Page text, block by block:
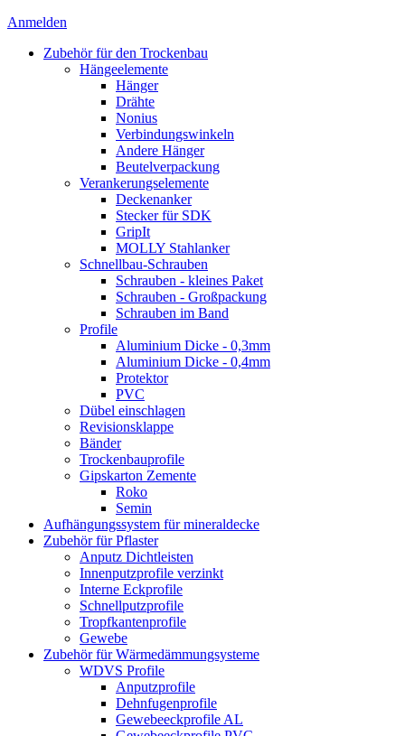
Anmelden
Zubehör für den Trockenbau
Hängeelemente
Hänger
Drähte
Nonius
Verbindungswinkeln
Andere Hänger
Beutelverpackung
Verankerungselemente
Deckenanker
Stecker für SDK
GripIt
MOLLY Stahlanker
Schnellbau-Schrauben
Schrauben - kleines Paket
Schrauben - Großpackung
Schrauben im Band
Profile
Aluminium Dicke - 0,3mm
Aluminium Dicke - 0,4mm
Protektor
PVC
Dübel einschlagen
Revisionsklappe
Bänder
Trockenbauprofile
Gipskarton Zemente
Roko
Semin
Aufhängungssystem für mineraldecke
Zubehör für Pflaster
Anputz Dichtleisten
Innenputzprofile verzinkt
Interne Eckprofile
Schnellputzprofile
Tropfkantenprofile
Gewebe
Zubehör für Wärmedämmungsysteme
WDVS Profile
Anputzprofile
Dehnfugenprofile
Gewebeeckprofile AL